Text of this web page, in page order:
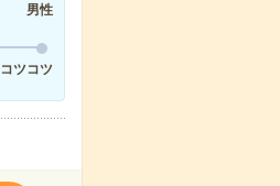
男性
コツコツ